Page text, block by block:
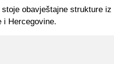
obavještajne strukture
i Hercegovine.